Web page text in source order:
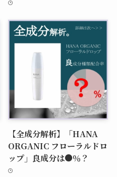
【全成分解析】「HANA
ORGANIC フローラルドロ
ップ」良成分は●％？